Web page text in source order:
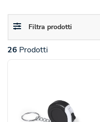
Toggle
navigation
Filtra prodotti
26 Prodotti